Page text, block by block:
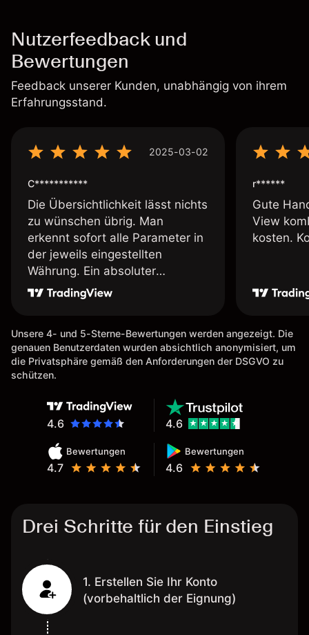
Nutzerfeedback und
Bewertungen
Feedback unserer Kunden, unabhängig von ihrem
Erfahrungsstand.
2025-03-02
C***********
Die Übersichtlichkeit lässt nichts
zu wünschen übrig. Man
erkennt sofort alle Parameter in
der jeweils eingestellten
Währung. Ein absoluter
Pluspunkt an dieser Stelle.
r******
Gute
View
kosten.
Unsere 4- und 5-Sterne-Bewertungen werden angezeigt. Die
genauen Benutzerdaten wurden absichtlich anonymisiert, um
die Privatsphäre gemäß den Anforderungen der DSGVO zu
schützen.
4.6
Bewertungen
4.7
Bewertungen
4.6
4.6
Drei Schritte für den Einstieg
1. Erstellen Sie Ihr Konto
(vorbehaltlich der Eignung)